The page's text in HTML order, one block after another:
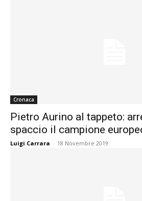
Cronaca
Pietro Aurino al tappeto:
spaccio il campione
Luigi Carrara - 18 Novembre 2019